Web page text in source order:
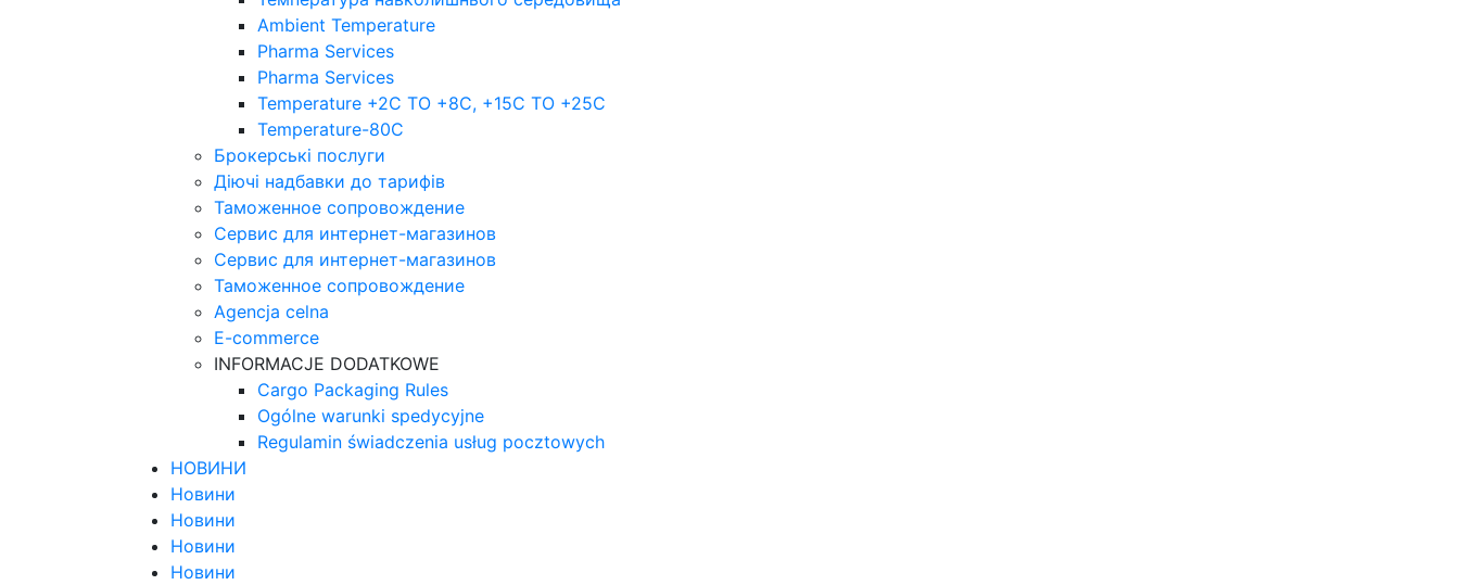
Ambient Temperature
Pharma Services
Pharma Services
Temperature +2C TO +8С, +15C TO +25С
Temperature-80С
Брокерські послуги
Діючі надбавки до тарифів
Таможенное сопровождение
Сервис для интернет-магазинов
Сервис для интернет-магазинов
Таможенное сопровождение
Agencja celna
E-commerce
INFORMACJE DODATKOWE
Cargo Packaging Rules
Ogólne warunki spedycyjne
Regulamin świadczenia usług pocztowych
НОВИНИ
Новини
Новини
Новини
Новини